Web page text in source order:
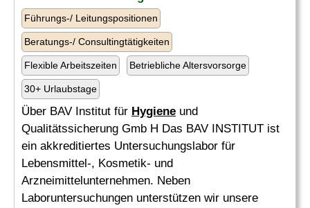
Führungs-/ Leitungspositionen
Beratungs-/ Consultingtätigkeiten
Flexible Arbeitszeiten Betriebliche Altersvorsorge
30+ Urlaubstage
Über BAV Institut für Hygiene und
Qualitätssicherung Gmb H Das BAV INSTITUT ist
ein akkreditiertes Untersuchungslabor für
Lebensmittel-, Kosmetik- und
Arzneimittelunternehmen. Neben
Laboruntersuchungen unterstützen wir unsere